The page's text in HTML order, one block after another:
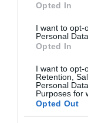
Opted In
I want to opt-
Personal
Opted In
I want to opt-
Retention,
Personal
Purposes for
Opted Out
Φωτιά στη
μαρτυρία –
βίντεο
06.08.2026 | 19:40
Ξεκινάει
2.425.000€
Αφγανός για τη
δολοφονία της
Βρετανίδας –
κατάθεση της
του 28χρονου